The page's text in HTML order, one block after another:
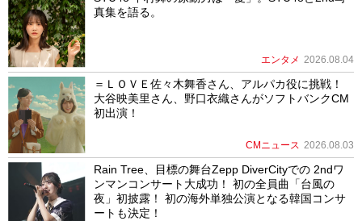
真集を語る。
エンタメ 2026.08.04
＝ＬＯＶＥ佐々木舞香さん、アルパカ役に挑戦！
大谷映美里さん、野口衣織さんがソフトバンクCM
初出演！
CMニュース 2026.08.03
Rain Tree、目標の舞台Zepp DiverCityでの 2ndワ
ンマンコンサート大成功！ 初の全員曲「台風の
夜」初披露！ 初の海外単独公演となる韓国コンサ
ートも決定！